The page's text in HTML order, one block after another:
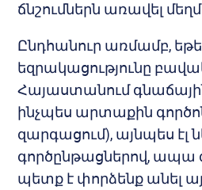
ճնշումներն առավել մեղմ
Ընդհանուր առմամբ,
եզրակացությունը
Հայաստանում
ինչպես արտաքին
զարգացում), այնպես
գործընթացներով,
պետք է փորձենք անել